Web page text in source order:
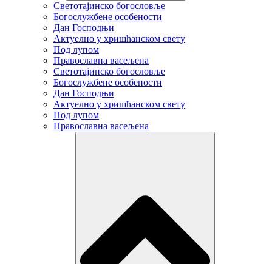
Светотајинско богословље
Богослужбене особености
Дан Господњи
Актуелно у хришћанском свету
Под лупом
Православна васељена
Светотајинско богословље
Богослужбене особености
Дан Господњи
Актуелно у хришћанском свету
Под лупом
Православна васељена